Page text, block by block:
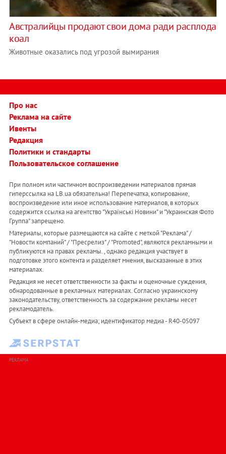
Австралийцы продают свои дома ради расплода
коал
Животные оказались под угрозой вымирания
Про нас
Реклама на сайте
Ивенты
Редакция
Политики и стандарты
Пользовательское соглашение
При полном или частичном воспроизведении материалов прямая
гиперссылка на LB.ua обязательна! Перепечатка, копирование,
воспроизведение или иное использование материалов, в которых
содержится ссылка на агентство "Українськi Новини" и "Украинская Фото
Группа" запрещено.
Материалы, которые размещаются на сайте с меткой "Реклама" /
"Новости компаний" / "Пресрелиз" / "Promoted", являются рекламными и
публикуются на правах рекламы. , однако редакция участвует в
подготовке этого контента и разделяет мнения, высказанные в этих
материалах.
Редакция не несет ответственности за факты и оценочные суждения,
обнародованные в рекламных материалах. Согласно украинскому
законодательству, ответственность за содержание рекламы несет
рекламодатель.
Субъект в сфере онлайн-медиа; идентификатор медиа - R40-05097
РЕКЛАМА